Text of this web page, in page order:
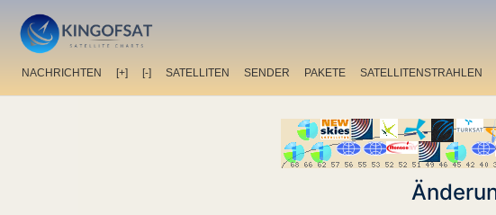
NACHRICHTEN [+] [-] SATELLITEN SENDER PAKETE SATELLITENSTRAHLEN